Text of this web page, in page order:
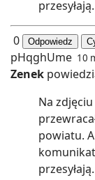
0 Odpowiedz
pHqghUme 10
Zenek
Na
powiatu.